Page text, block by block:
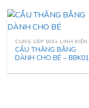
CẦU THĂNG BẰNG
DÀNH CHO BÉ – BBK01